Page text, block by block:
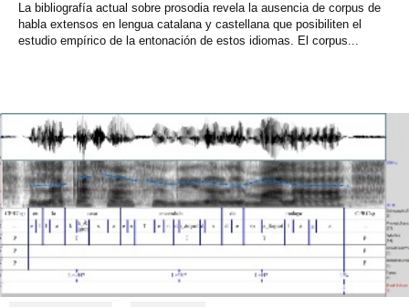
La bibliografía actual sobre prosodia revela la ausencia de corpus de
habla extensos en lengua catalana y castellana que posibiliten el
estudio empírico de la entonación de estos idiomas. El corpus...